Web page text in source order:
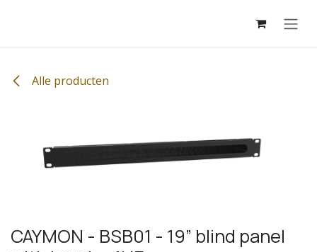
Alle producten
CAYMON - BSB01 - 19” blind panel